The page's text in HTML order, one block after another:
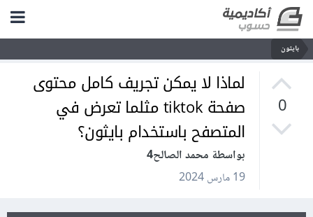
بايثون
0
لماذا لا يمكن تجريف كامل محتوى
صفحة tiktok مثلما تعرض في
المتصفح باستخدام بايثون؟
بواسطة محمد الصالح4
19 مارس 2024